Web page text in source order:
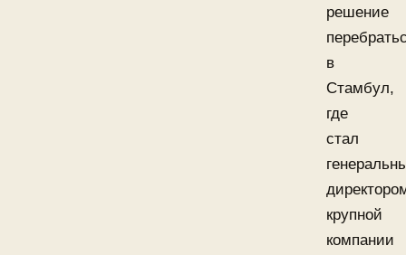
решение
в
Стамбул,
где
стал
крупной
компании